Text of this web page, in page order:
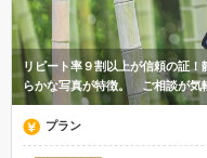
リピート率９割以上が信頼の証
らかな写真が特徴。 ご相談が気
プラン